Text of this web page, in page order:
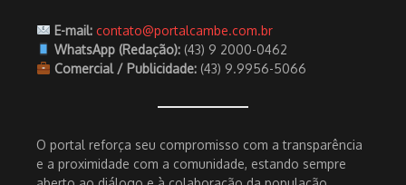
E-mail: contato@portalcambe.com.br
WhatsApp (Redação):(43) 9 2000-0462
Comercial / Publicidade:(43) 9.9956-5066
O portal reforça seu compromisso com a transparência
e a proximidade com a comunidade, estando sempre